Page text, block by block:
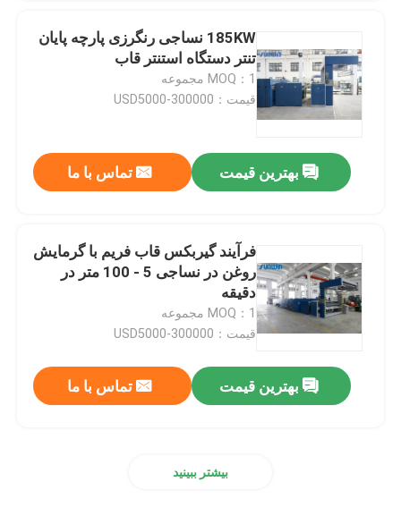
درباره ما
تور کارخانه
با ما تماس بگیرید
درخواست نقل قول
دستگاه استنتر نساجی
185KW نساجی رنگرزی پارچه پایان
تنتر دستگاه استنتر قاب
MOQ：1 مجموعه
قیمت：USD5000-300000
بهترین قیمت تماس با ما
فرآیند گیربکس قاب فریم با گرمایش
روغن در نساجی 5 - 100 متر در
دقیقه
MOQ：1 مجموعه
قیمت：USD5000-300000
بهترین قیمت تماس با ما
بیشتر ببینید